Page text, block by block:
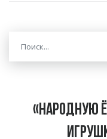
«Народную